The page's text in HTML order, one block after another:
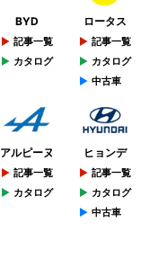
BYD
記事一覧
カタログ
ロータス
記事一覧
カタログ
中古車
アルピーヌ
記事一覧
カタログ
ヒョンデ
記事一覧
カタログ
中古車